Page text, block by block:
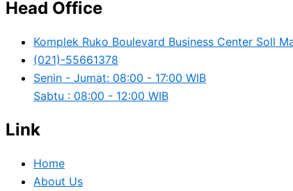
Head Office
Komplek Ruko Boulevard Business Center Soll
(021)-55661378
Senin - Jumat: 08:00 - 17:00 WIB
Sabtu : 08:00 - 12:00 WIB
Link
Home
About Us